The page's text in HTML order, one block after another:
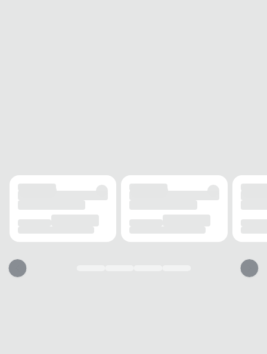
AMORTECIMENTO
Médio
FECHAMENTO
Velcro
POSIÇÃO
BICO
TIPO